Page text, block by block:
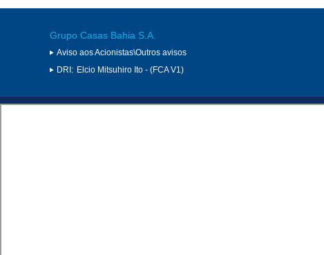
Grupo Casas Bahia S.A.
Aviso aos Acionistas\Outros avisos
DRI: Elcio Mitsuhiro Ito - (FCA V1)